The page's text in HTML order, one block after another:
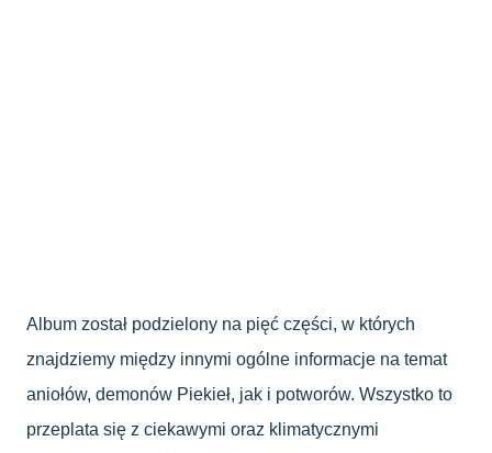
Album został podzielony na pięć części, w których
znajdziemy między innymi ogólne informacje na temat
aniołów, demonów Piekieł, jak i potworów. Wszystko to
przeplata się z ciekawymi oraz klimatycznymi